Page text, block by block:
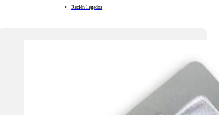
Recién llegados